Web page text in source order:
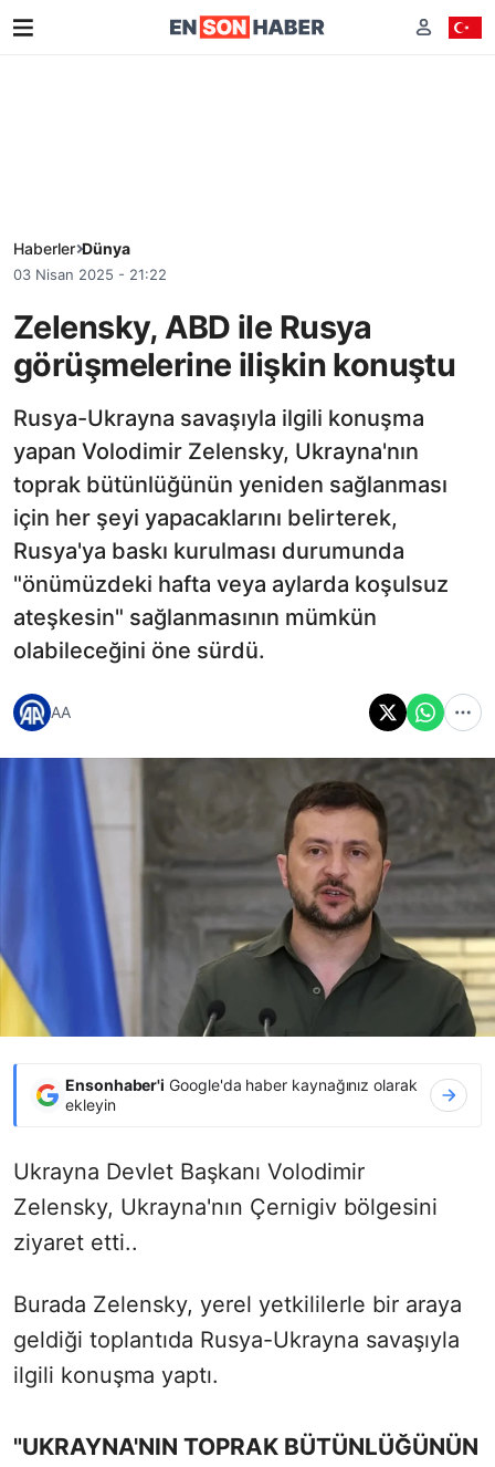
Haberler Dünya
03 Nisan 2025 - 21:22
Zelensky, ABD ile Rusya
görüşmelerine ilişkin konuştu
Rusya-Ukrayna savaşıyla ilgili konuşma
yapan Volodimir Zelensky, Ukrayna'nın
toprak bütünlüğünün yeniden sağlanması
için her şeyi yapacaklarını belirterek,
Rusya'ya baskı kurulması durumunda
"önümüzdeki hafta veya aylarda koşulsuz
ateşkesin" sağlanmasının mümkün
olabileceğini öne sürdü.
AA
Ensonhaber'i Google'da haber kaynağınız olarak
ekleyin
Ukrayna Devlet Başkanı Volodimir
Zelensky, Ukrayna'nın Çernigiv bölgesini
ziyaret etti..
Burada Zelensky, yerel yetkililerle bir araya
geldiği toplantıda Rusya-Ukrayna savaşıyla
ilgili konuşma yaptı.
"UKRAYNA'NIN TOPRAK BÜTÜNLÜĞÜNÜN